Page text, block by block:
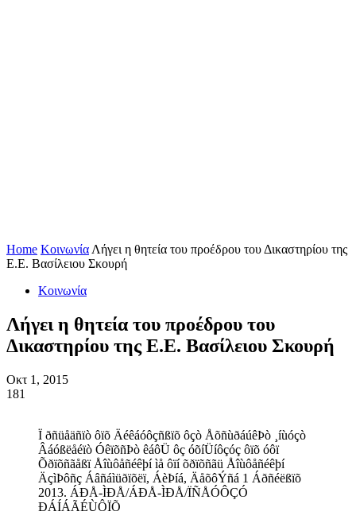
Home Κοινωνία Λήγει η θητεία του προέδρου του Δικαστηρίου της
Ε.Ε. Βασίλειου Σκουρή
Κοινωνία
Λήγει η θητεία του προέδρου του
Δικαστηρίου της Ε.Ε. Βασίλειου Σκουρή
Οκτ 1, 2015
181
Ï ðñüåäñïò ôïõ Äéêáóôçñßïõ ôçò ÅõñùðáúêÞò ¸íùóçò
Âáóßëåéïò ÓêïõñÞò êáôÜ ôç óõíÜíôçóç ôïõ óôï
Õðïõñãåßï Åîùôåñéêþí ìå ôïí õðïõñãü Åîùôåñéêþí
ÄçìÞôñç Áâñáìüðïõëï, ÁèÞíá, ÄåõôÝñá 1 Áðñéëßïõ
2013. ÁÐÅ-ÌÐÅ/ÁÐÅ-ÌÐÅ/ÏÑÅÓÔÇÓ
ÐÁÍÁÃÉÙÔÏÕ